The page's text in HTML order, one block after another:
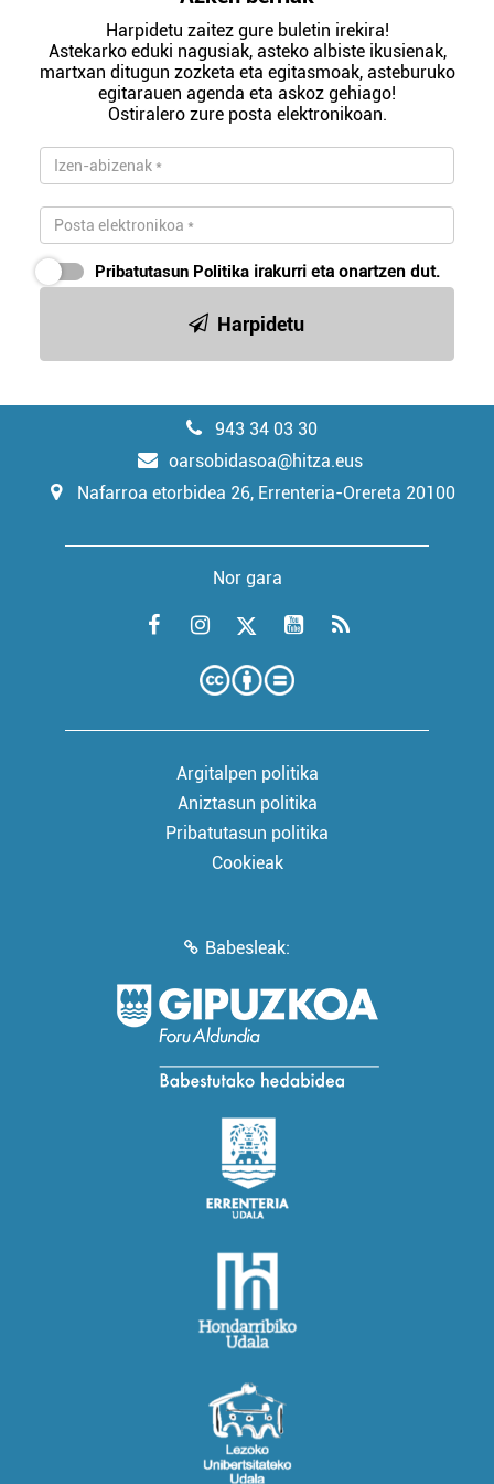
Harpidetu zaitez gure buletin irekira!
Astekarko eduki nagusiak, asteko albiste ikusienak,
martxan ditugun zozketa eta egitasmoak, asteburuko
egitarauen agenda eta askoz gehiago!
Ostiralero zure posta elektronikoan.
Pribatutasun Politika irakurri eta onartzen dut.
Harpidetu
943 34 03 30
oarsobidasoa@hitza.eus
Nafarroa etorbidea 26, Errenteria-Orereta 20100
Nor gara
Argitalpen politika
Aniztasun politika
Pribatutasun politika
Cookieak
Babesleak: